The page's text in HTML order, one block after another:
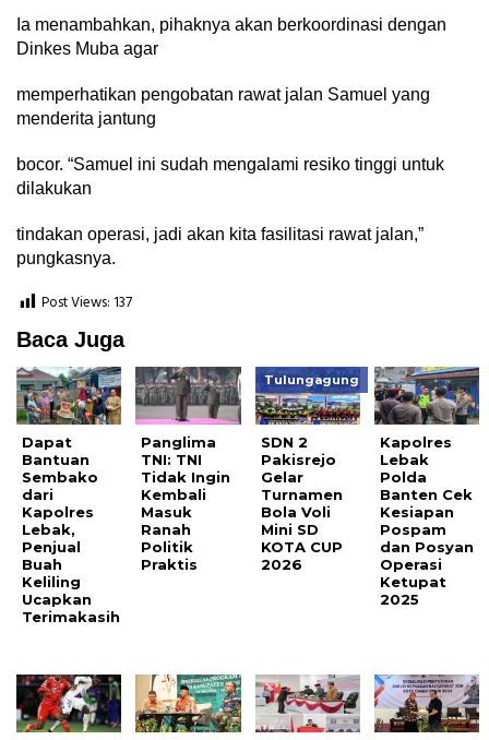
Ia menambahkan, pihaknya akan berkoordinasi dengan
Dinkes Muba agar
memperhatikan pengobatan rawat jalan Samuel yang
menderita jantung
bocor. “Samuel ini sudah mengalami resiko tinggi untuk
dilakukan
tindakan operasi, jadi akan kita fasilitasi rawat jalan,”
pungkasnya.
Post Views: 137
Baca Juga
Dapat
Bantuan
Sembako
dari
Kapolres
Lebak,
Penjual
Buah
Keliling
Ucapkan
Terimakasih
Panglima
TNI: TNI
Tidak Ingin
Kembali
Masuk
Ranah
Politik
Praktis
Tulungagung
SDN 2
Pakisrejo
Gelar
Turnamen
Bola Voli
Mini SD
KOTA CUP
2026
Kapolres
Lebak
Polda
Banten Cek
Kesiapan
Pospam
dan Posyan
Operasi
Ketupat
2025